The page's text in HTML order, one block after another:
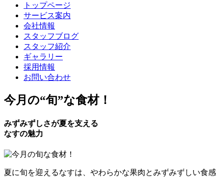
トップページ
サービス案内
会社情報
スタッフブログ
スタッフ紹介
ギャラリー
採用情報
お問い合わせ
今月の“旬”な食材！
みずみずしさが夏を支える
なすの魅力
夏に旬を迎えるなすは、やわらかな果肉とみずみずしい食感